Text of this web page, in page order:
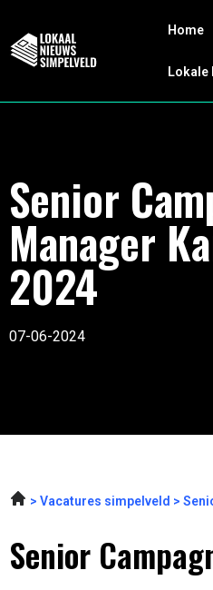
Home
Lokale
Senior
Manager
2024
07-06-2024
Vacatures simpelveld
Senior